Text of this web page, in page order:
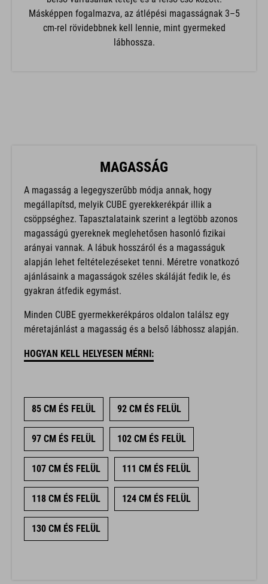
Másképpen fogalmazva, az átlépési magasságnak 3–5
cm-rel rövidebbnek kell lennie, mint gyermeked
lábhossza.
MAGASSÁG
A magasság a legegyszerűbb módja annak, hogy
megállapítsd, melyik CUBE gyerekkerékpár illik a
csöppséghez. Tapasztalataink szerint a legtöbb azonos
magasságú gyereknek meglehetősen hasonló fizikai
arányai vannak. A lábuk hosszáról és a magasságuk
alapján lehet feltételezéseket tenni. Méretre vonatkozó
ajánlásaink a magasságok széles skáláját fedik le, és
gyakran átfedik egymást.
Minden CUBE gyermekkerékpáros oldalon találsz egy
méretajánlást a magasság és a belső lábhossz alapján.
HOGYAN KELL HELYESEN MÉRNI:
85 CM ÉS FELÜL 92 CM ÉS FELÜL
97 CM ÉS FELÜL 102 CM ÉS FELÜL
107 CM ÉS FELÜL 111 CM ÉS FELÜL
118 CM ÉS FELÜL 124 CM ÉS FELÜL
130 CM ÉS FELÜL